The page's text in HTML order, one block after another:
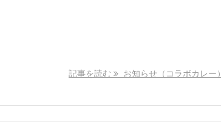
記事を読む お知らせ（コラボカレー）